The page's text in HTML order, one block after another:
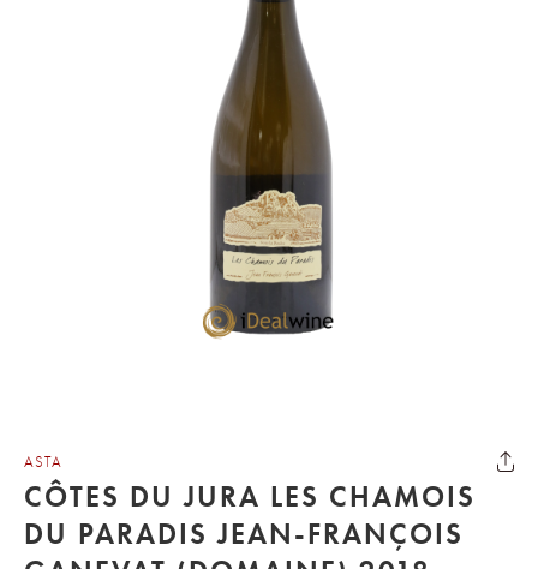
ASTA
CÔTES DU JURA LES CHAMOIS
DU PARADIS JEAN-FRANÇOIS